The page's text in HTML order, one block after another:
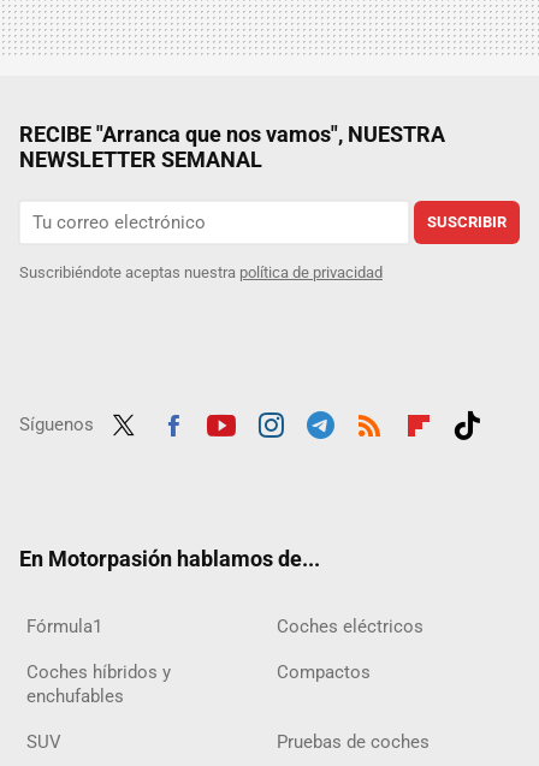
RECIBE "Arranca que nos vamos", NUESTRA
NEWSLETTER SEMANAL
SUSCRIBIR
Suscribiéndote aceptas nuestra política de privacidad
Síguenos
En Motorpasión hablamos de...
Fórmula1 Coches eléctricos
Coches híbridos y
enchufables
Compactos
SUV Pruebas de coches